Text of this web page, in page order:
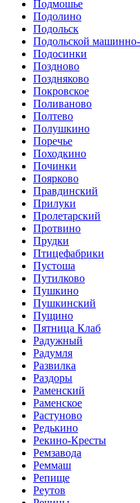
Подмошье
Подолино
Подольск
Подольской
Подосинки
Поздново
Поздняково
Покровское
Поливаново
Полтево
Полушкино
Поречье
Походкино
Починки
Поярково
Правдинский
Прилуки
Пролетарский
Протвино
Прудки
Птицефабрики
Пустоша
Путилково
Пушкино
Пушкинский
Пущино
Пятница Клаб
Радужный
Радумля
Развилка
Раздоры
Раменский
Раменское
Растуново
Редькино
Рекино-Кресты
Ремзавода
Реммаш
Репище
Реутов